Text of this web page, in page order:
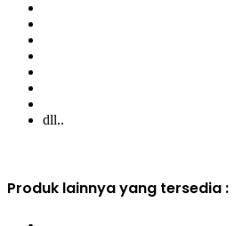
dll..
Produk lainnya yang tersedia :